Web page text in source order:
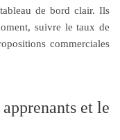
de bord clair. Ils
suivre le taux de
commerciales
et le